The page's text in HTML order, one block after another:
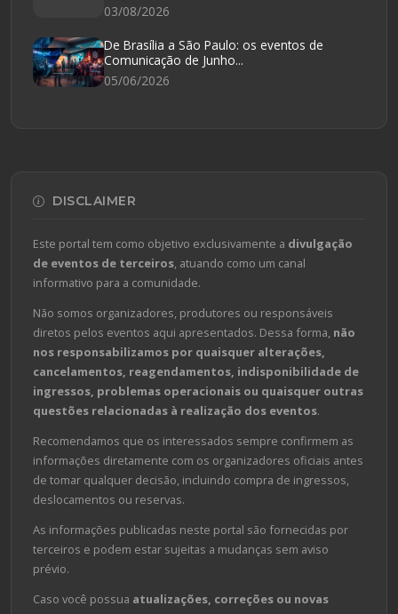
03/08/2026
De Brasília a São Paulo: os eventos de
Comunicação de Junho...
05/06/2026
DISCLAIMER
Este portal tem como objetivo exclusivamente a divulgação
de eventos de terceiros, atuando como um canal
informativo para a comunidade.
Não somos organizadores, produtores ou responsáveis
diretos pelos eventos aqui apresentados. Dessa forma, não
nos responsabilizamos por quaisquer alterações,
cancelamentos, reagendamentos, indisponibilidade de
ingressos, problemas operacionais ou quaisquer outras
questões relacionadas à realização dos eventos.
Recomendamos que os interessados sempre confirmem as
informações diretamente com os organizadores oficiais antes
de tomar qualquer decisão, incluindo compra de ingressos,
deslocamentos ou reservas.
As informações publicadas neste portal são fornecidas por
terceiros e podem estar sujeitas a mudanças sem aviso
prévio.
Caso você possua atualizações, correções ou novas